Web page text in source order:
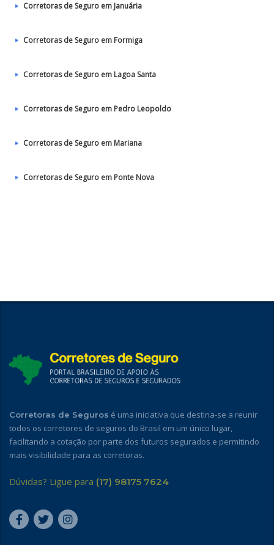
Corretoras de Seguro em Januária
Corretoras de Seguro em Formiga
Corretoras de Seguro em Lagoa Santa
Corretoras de Seguro em Pedro Leopoldo
Corretoras de Seguro em Mariana
Corretoras de Seguro em Ponte Nova
Corretoras de Seguros é uma iniciativa que destina-se a reunir
todos os corretores de seguros do Brasil em um único lugar,
facilitando a cotação por parte dos futuros segurados e permitindo
mais visibilidade para as corretoras.
Dúvidas? Ligue para (17) 98175 7624